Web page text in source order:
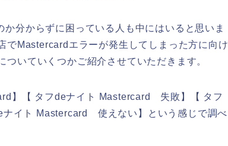
分からずに困っている人も中にはいると思いま
でMastercardエラーが発生してしまった方に向け
いていくつかご紹介させていただきます。
】【 タフdeナイト Mastercard 失敗】【 タフ
イト Mastercard 使えない】という感じで調べ